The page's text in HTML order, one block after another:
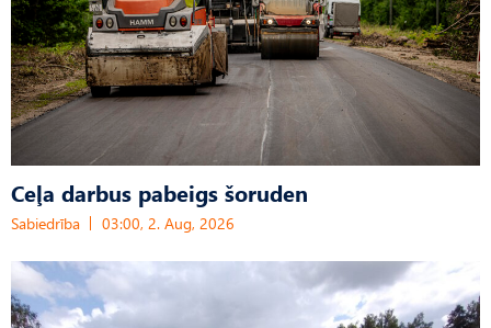
Ceļa darbus pabeigs šoruden
Sabiedrība 03:00, 2. Aug, 2026